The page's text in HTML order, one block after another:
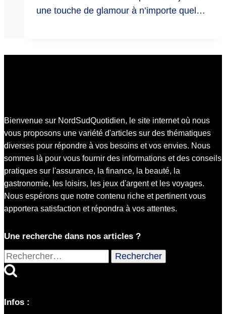
une touche de glamour à n’importe quel…
Bienvenue sur NordSudQuotidien, le site internet où nous
vous proposons une variété d'articles sur des thématiques
diverses pour répondre à vos besoins et vos envies. Nous
sommes là pour vous fournir des informations et des conseils
pratiques sur l'assurance, la finance, la beauté, la
gastronomie, les loisirs, les jeux d'argent et les voyages.
Nous espérons que notre contenu riche et pertinent vous
apportera satisfaction et répondra à vos attentes.
Une recherche dans nos articles ?
Rechercher :
Infos :